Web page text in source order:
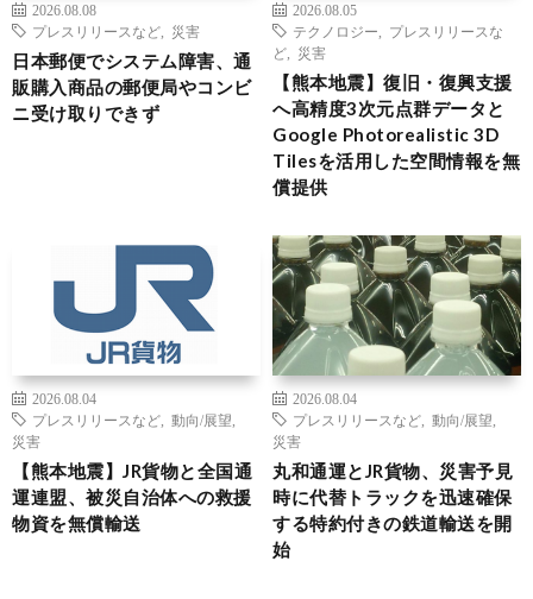
2026.08.08
プレスリリースなど
災害
日本郵便でシステム障害、通
販購入商品の郵便局やコンビ
ニ受け取りできず
2026.08.05
テクノロジー
プレスリリースな
ど
災害
【熊本地震】復旧・復興支援
へ高精度3次元点群データと
Google Photorealistic 3D
Tilesを活用した空間情報を無
償提供
2026.08.04
プレスリリースなど
動向/展望
災害
【熊本地震】JR貨物と全国通
運連盟、被災自治体への救援
物資を無償輸送
2026.08.04
プレスリリースなど
動向/展望
災害
丸和通運とJR貨物、災害予見
時に代替トラックを迅速確保
する特約付きの鉄道輸送を開
始